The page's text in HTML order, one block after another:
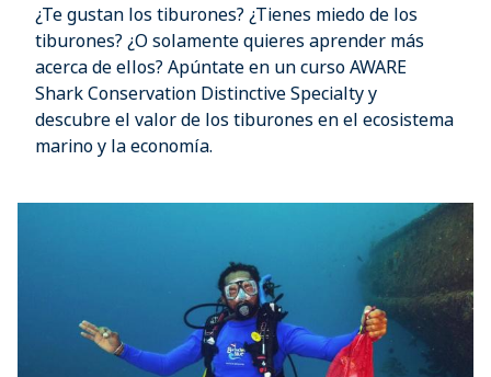
¿Te gustan los tiburones? ¿Tienes miedo de los
tiburones? ¿O solamente quieres aprender más
acerca de ellos? Apúntate en un curso AWARE
Shark Conservation Distinctive Specialty y
descubre el valor de los tiburones en el ecosistema
marino y la economía.